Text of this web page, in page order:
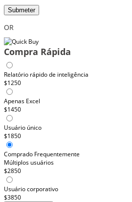
Submeter
OR
Compra Rápida
Relatório rápido de inteligência
$1250
Apenas Excel
$1450
Usuário único
$1850
Comprado Frequentemente
Múltiplos usuários
$2850
Usuário corporativo
$3850